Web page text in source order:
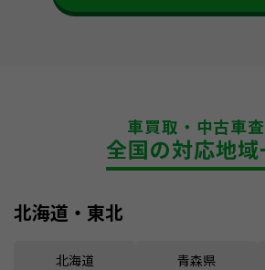
車買取・中古車
全国の対応地域
北海道・東北
北海道 青森県